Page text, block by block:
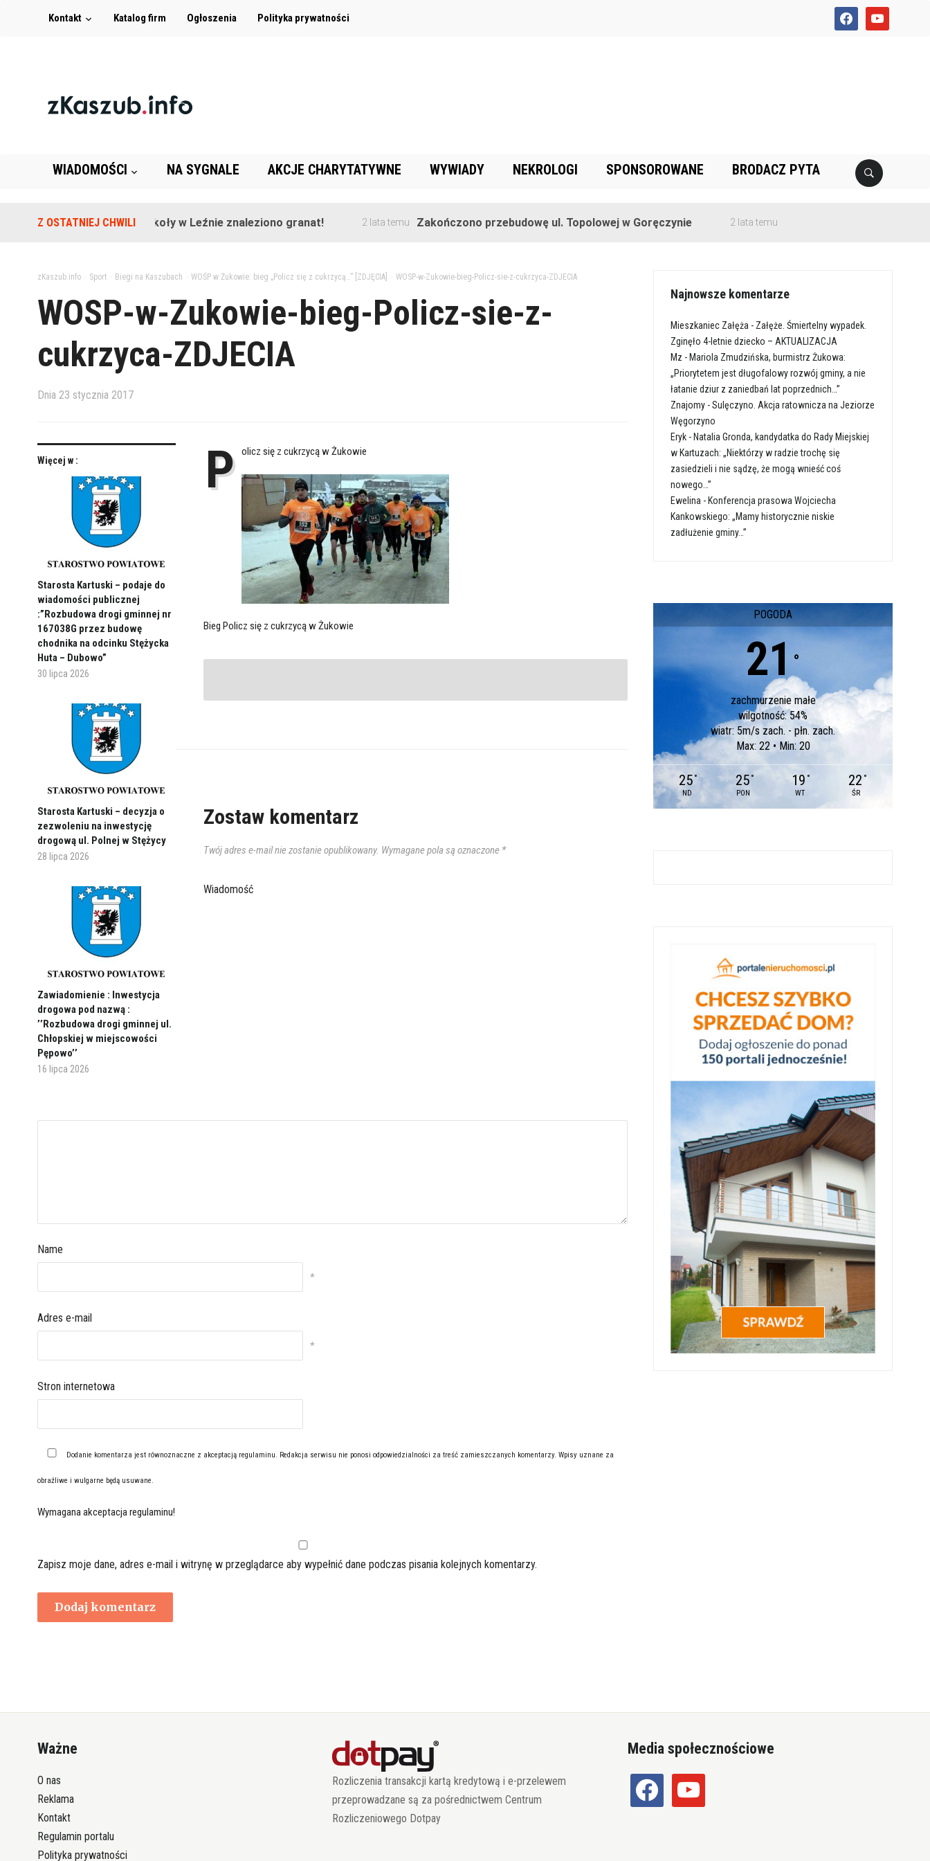
facebookyoutube
Kontakt Katalog firm Ogłoszenia Polityka prywatności
WIADOMOŚCI NA SYGNALE AKCJE CHARYTATYWNE WYWIADY NEKROLOGI SPONSOROWANE BRODACZ PYTA
Z OSTATNIEJ CHWILI
Na terenie szkoły w Leźnie znaleziono granat! 2 lata temu Zakończono przebudowę ul. Topolowej w Goręczynie 2 lata temu
zKaszub.info> Sport> Biegi na Kaszubach WOŚP w Żukowie: bieg „Policz się z cukrzycą…” [ZDJĘCIA] WOSP-w-Zukowie-bieg-Policz-sie-z-cukrzyca-ZDJECIA
WOSP-w-Zukowie-bieg-Policz-sie-z-
cukrzyca-ZDJECIA
Dnia 23 stycznia 2017
Więcej w :
Starosta Kartuski – podaje do
wiadomości publicznej
:”Rozbudowa drogi gminnej nr
167038G przez budowę
chodnika na odcinku Stężycka
Huta – Dubowo”
30 lipca 2026
Starosta Kartuski – decyzja o
zezwoleniu na inwestycję
drogową ul. Polnej w Stężycy
28 lipca 2026
Zawiadomienie : Inwestycja
drogowa pod nazwą :
’’Rozbudowa drogi gminnej ul.
Chłopskiej w miejscowości
Pępowo’’
16 lipca 2026
P olicz się z cukrzycą w Żukowie
Bieg Policz się z cukrzycą w Żukowie
Zostaw komentarz
Twój adres e-mail nie zostanie opublikowany. Wymagane pola są oznaczone *
Wiadomość
Name
*
Adres e-mail
*
Stron internetowa
Dodanie komentarza jest równoznaczne z akceptacją regulaminu. Redakcja serwisu nie ponosi odpowiedzialności za treść zamieszczanych komentarzy. Wpisy uznane za
obraźliwe i wulgarne będą usuwane.
Wymagana akceptacja regulaminu!
Zapisz moje dane, adres e-mail i witrynę w przeglądarce aby wypełnić dane podczas pisania kolejnych komentarzy.
Najnowsze komentarze
Mieszkaniec Załęża - Załęże. Śmiertelny wypadek.
Zginęło 4-letnie dziecko – AKTUALIZACJA
Mz - Mariola Zmudzińska, burmistrz Żukowa:
„Priorytetem jest długofalowy rozwój gminy, a nie
łatanie dziur z zaniedbań lat poprzednich…”
Znajomy -Sulęczyno. Akcja ratownicza na Jeziorze
Węgorzyno
Eryk - Natalia Gronda, kandydatka do Rady Miejskiej
w Kartuzach: „Niektórzy w radzie trochę się
zasiedzieli i nie sądzę, że mogą wnieść coś
nowego…”
Ewelina - Konferencja prasowa Wojciecha
Kankowskiego: „Mamy historycznie niskie
zadłużenie gminy…”
POGODA
21 °
zachmurzenie małe
wilgotność: 54%
wiatr: 5m/s zach. - płn. zach.
Max: 22 • Min: 20
25 °
ND
25 °
PON
19 °
WT
22 °
ŚR
Ważne
O nas
Reklama
Kontakt
Regulamin portalu
Polityka prywatności
Rozliczenia transakcji kartą kredytową i e-przelewem
przeprowadzane są za pośrednictwem Centrum
Rozliczeniowego Dotpay
Media społecznościowe
facebook youtube